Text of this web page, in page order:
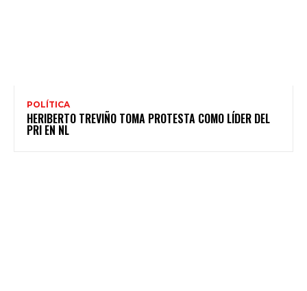
POLÍTICA
HERIBERTO TREVIÑO TOMA PROTESTA COMO LÍDER DEL
PRI EN NL